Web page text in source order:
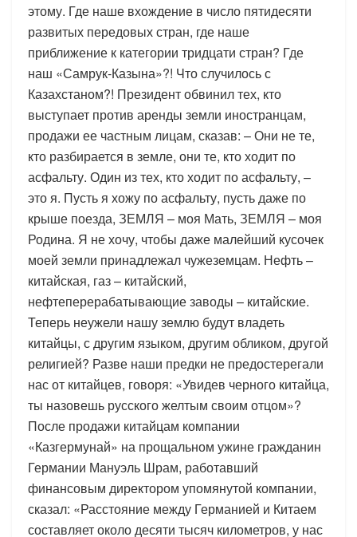
этому. Где наше вхождение в число пятидесяти
развитых передовых стран, где наше
приближение к категории тридцати стран? Где
наш «Самрук-Казына»?! Что случилось с
Казахстаном?! Президент обвинил тех, кто
выступает против аренды земли иностранцам,
продажи ее частным лицам, сказав: – Они не те,
кто разбирается в земле, они те, кто ходит по
асфальту. Один из тех, кто ходит по асфальту, –
это я. Пусть я хожу по асфальту, пусть даже по
крыше поезда, ЗЕМЛЯ – моя Мать, ЗЕМЛЯ – моя
Родина. Я не хочу, чтобы даже малейший кусочек
моей земли принадлежал чужеземцам. Нефть –
китайская, газ – китайский,
нефтеперерабатывающие заводы – китайские.
Теперь неужели нашу землю будут владеть
китайцы, с другим языком, другим обликом, другой
религией? Разве наши предки не предостерегали
нас от китайцев, говоря: «Увидев черного китайца,
ты назовешь русского желтым своим отцом»?
После продажи китайцам компании
«Казгермунай» на прощальном ужине гражданин
Германии Мануэль Шрам, работавший
финансовым директором упомянутой компании,
сказал: «Расстояние между Германией и Китаем
составляет около десяти тысяч километров, у нас